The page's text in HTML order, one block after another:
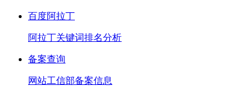
百度阿拉丁
阿拉丁关键词排名分析
备案查询
网站工信部备案信息